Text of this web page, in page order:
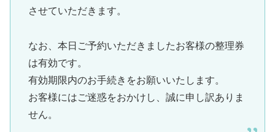
させていただきます。
なお、本日ご予約いただきましたお客様の整理券
は有効です。
有効期限内のお手続きをお願いいたします。
お客様にはご迷惑をおかけし、誠に申し訳ありま
せん。